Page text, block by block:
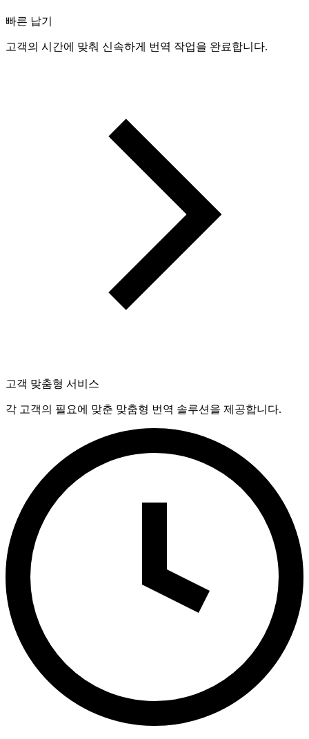
빠른 납기
고객의 시간에 맞춰 신속하게 번역 작업을 완료합니다.
고객 맞춤형 서비스
각 고객의 필요에 맞춘 맞춤형 번역 솔루션을 제공합니다.